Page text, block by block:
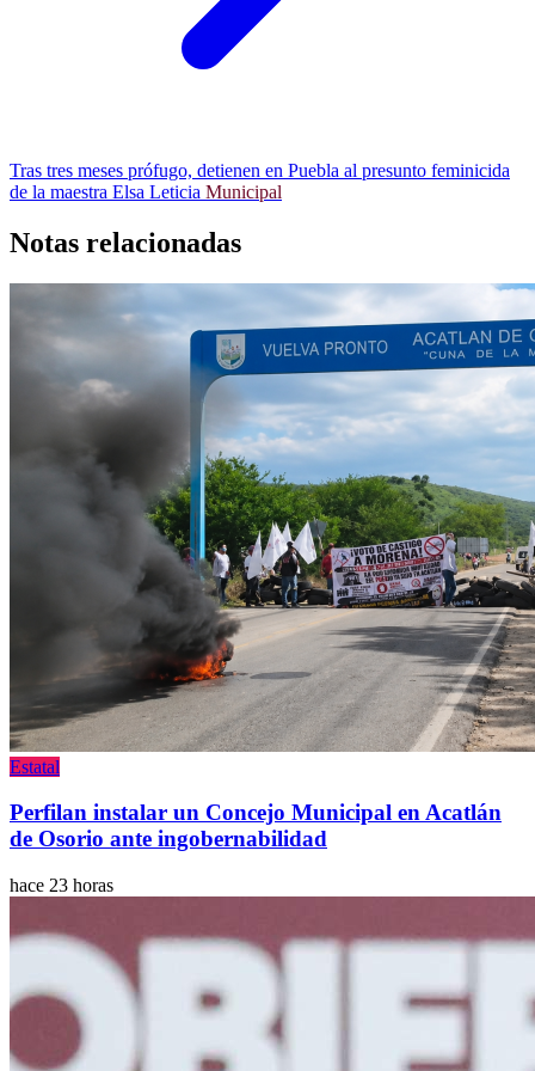
Tras tres meses prófugo, detienen en Puebla al presunto feminicida
de la maestra Elsa Leticia Municipal
Notas relacionadas
Estatal
Perfilan instalar un Concejo Municipal en Acatlán
de Osorio ante ingobernabilidad
hace 23 horas